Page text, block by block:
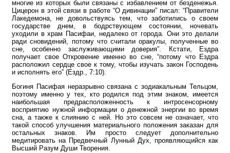
многие из которых были связаны с избавлением от безденежья.
Цицерон в этой связи в работе “О дивинации” писал: “Правители
Лакедемона, не довольствуясь тем, что заботились о своем
государстве днем, в бодрствующем состоянии, ночевать
уходили в храм Пасифаи, недалеко от города. Они это делали
ради сновидений, потому что считали оракулы, полученные во
сне, особенно заслуживающими доверия”. Кстати, Ездра
получает свое Откровение именно во сне, “потому что Ездра
расположил сердце свое к тому, чтобы изучать закон Господень
и исполнять его” (Ездр., 7:10).
Богиня Пасифая неразрывно связана с зодиакальным Тельцом,
поэтому именно у тех, кто родился под этим знаком, имеется
наибольшая предрасположенность к интросенсорному
восприятию нужной информации о денежной энергии во время
сна, а также к слиянию с ней. Но это совсем не означает, что
такой способ улучшения материального положения заказан для
остальных знаков. Им просто следует дополнительно
медитировать на Предвечный Лунный Дух, проявляющийся как
Высший Разум Души Творения.